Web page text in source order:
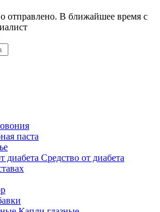
отправлено. В ближайшее время с
паста
Средство от диабета